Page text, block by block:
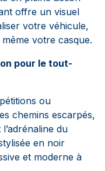
offre un visuel
votre véhicule,
votre casque.
pour le tout-
ou
chemins escarpés,
du
en noir
et moderne à